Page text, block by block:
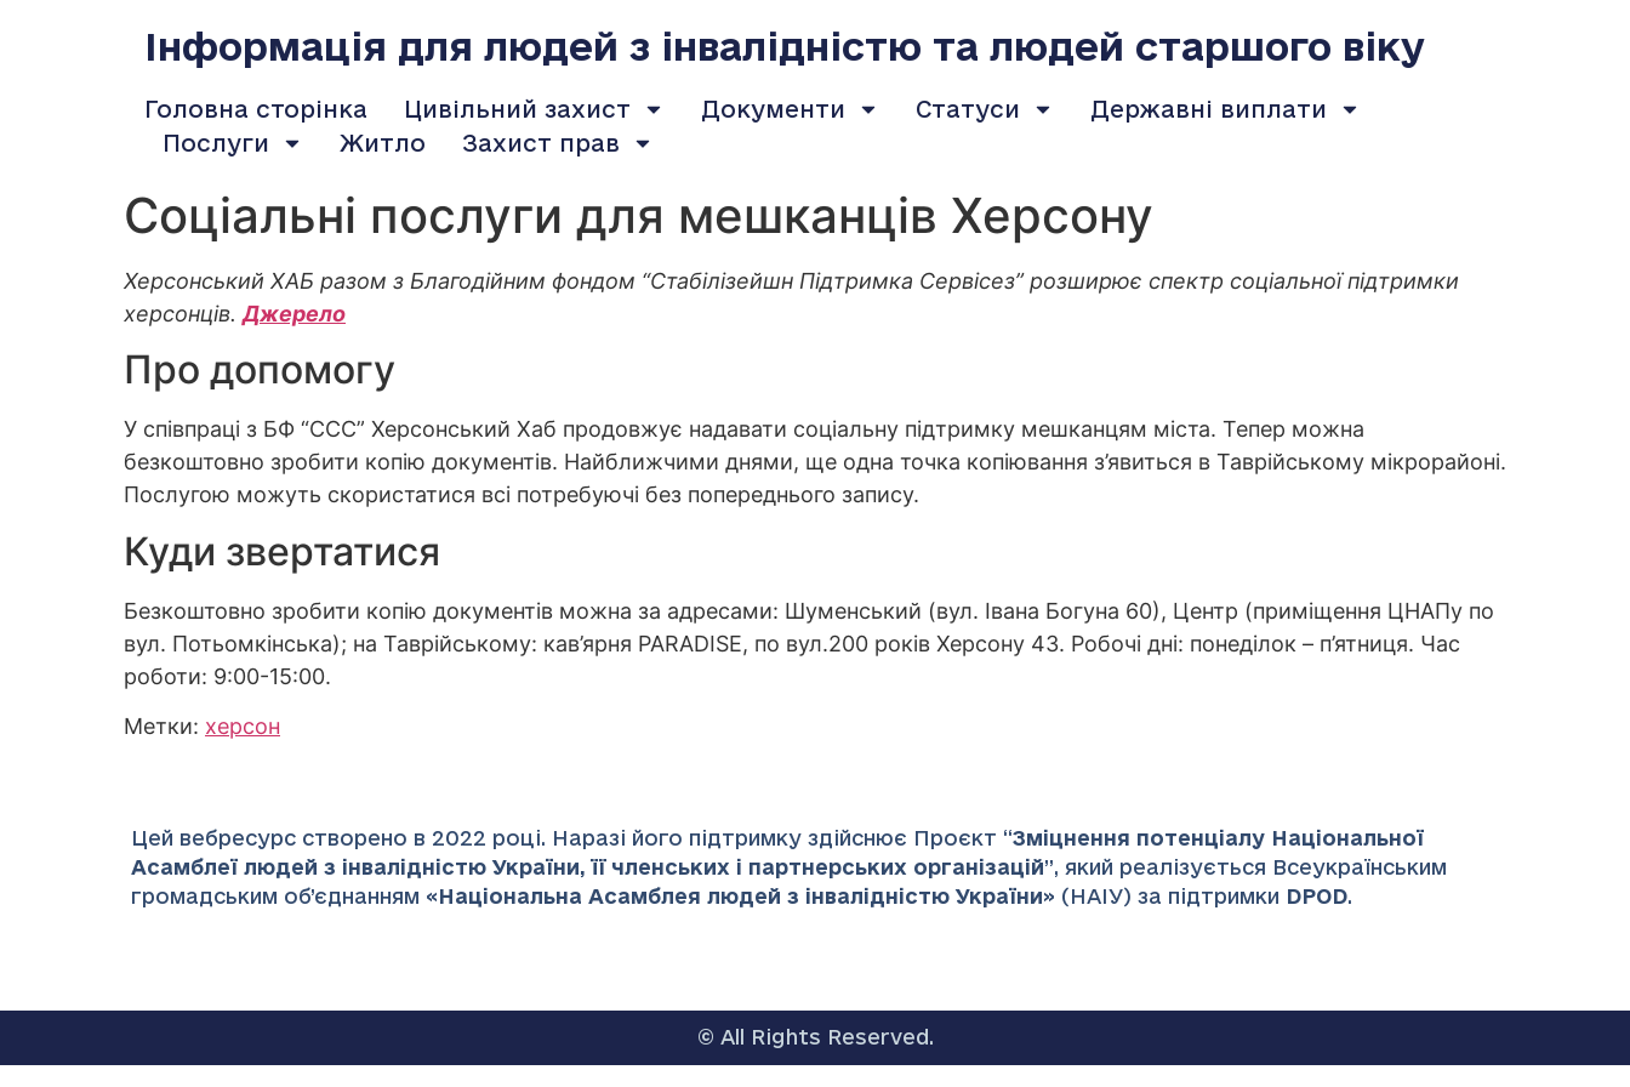
Інформація для людей з інвалідністю та людей старшого віку
Головна сторінка Цивільний захист Документи Статуси
Державні виплати
Послуги
Житло Захист прав
Соціальні послуги для мешканців Херсону
Херсонський ХАБ разом з Благодійним фондом “Стабілізейшн Підтримка Сервісез” розширює спектр соціальної підтримки
херсонців.Джерело
Про допомогу
У співпраці з БФ “ССС” Херсонський Хаб продовжує надавати соціальну підтримку мешканцям міста. Тепер можна
безкоштовно зробити копію документів. Найближчими днями, ще одна точка копіювання з’явиться в Таврійському мікрорайоні.
Послугою можуть скористатися всі потребуючі без попереднього запису.
Куди звертатися
Безкоштовно зробити копію документів можна за адресами: Шуменський (вул. Івана Богуна 60), Центр (приміщення ЦНАПу по
вул. Потьомкінська); на Таврійському: кав’ярня PARADISE, по вул.200 років Херсону 43. Робочі дні: понеділок – п’ятниця. Час
роботи: 9:00-15:00.
Метки: херсон
Цей вебресурс створено в 2022 році. Наразі його підтримку здійснює Проєкт “Зміцнення потенціалу Національної
Асамблеї людей з інвалідністю України, її членських і партнерських організацій”, який реалізується Всеукраїнським
громадським об’єднанням «Національна Асамблея людей з інвалідністю України» (НАІУ) за підтримки DPOD.
© All Rights Reserved.